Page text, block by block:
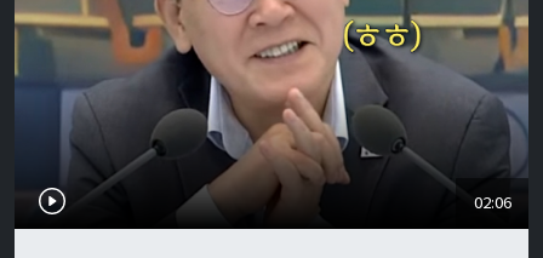
02:06